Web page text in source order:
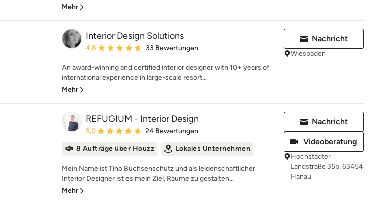
Mehr
Interior Design Solutions
Durchschnittliche Bewertung: 4.8 von 5 Sternen
4,8 33 Bewertungen
An award-winning and certified interior designer with 10+ years of
international experience in large-scale resort...
Mehr
Nachricht
Wiesbaden
REFUGIUM - Interior Design
Durchschnittliche Bewertung: 5 von 5 Sternen
5,0 24 Bewertungen
8 Aufträge über Houzz Lokales Unternehmen
Mein Name ist Tino Büchsenschütz und als leidenschaftlicher
Interior Designer ist es mein Ziel, Räume zu gestalten...
Mehr
Nachricht
Videoberatung
Hochstädter
Landstraße 35b, 63454
Hanau